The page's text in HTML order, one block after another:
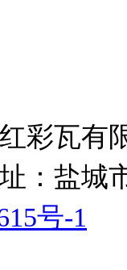
彩瓦有
：盐城
号-1